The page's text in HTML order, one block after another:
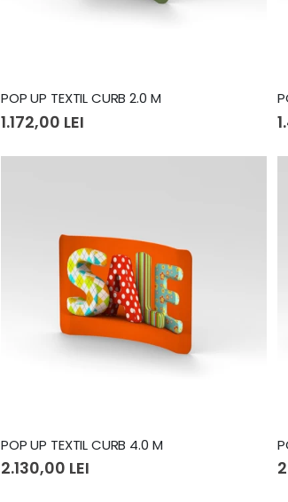
POP UP TEXTIL CURB 2.0 M
1.172,00 LEI
POP UP TEXTIL CURB 4.0 M
2.130,00 LEI